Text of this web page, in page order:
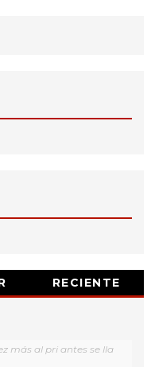
RECIENTE
más al pri antes se lla